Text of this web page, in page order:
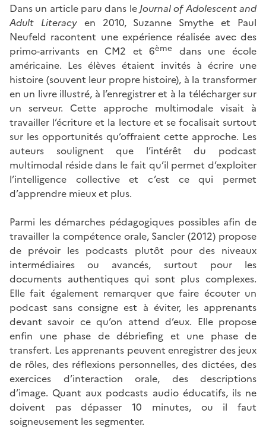
Dans un article paru dans le Journal of Adolescent and
Adult Literacyen 2010, Suzanne Smythe et Paul
Neufeld racontent une expérience réalisée avec des
primo-arrivants en CM2 et 6ème
dans une école
américaine. Les élèves étaient invités à écrire une
histoire (souvent leur propre histoire), à la transformer
en un livre illustré, à l’enregistrer et à la télécharger sur
un serveur. Cette approche multimodale visait à
travailler l’écriture et la lecture et se focalisait surtout
sur les opportunités qu’offraient cette approche. Les
auteurs soulignent que l’intérêt du podcast
multimodal réside dans le fait qu’il permet d’exploiter
l’intelligence collective et c’est ce qui permet
d’apprendre mieux et plus.
Parmi les démarches pédagogiques possibles afin de
travailler la compétence orale, Sancler (2012) propose
de prévoir les podcasts plutôt pour des niveaux
intermédiaires ou avancés, surtout pour les
documents authentiques qui sont plus complexes.
Elle fait également remarquer que faire écouter un
podcast sans consigne est à éviter, les apprenants
devant savoir ce qu’on attend d’eux. Elle propose
enfin une phase de débriefing et une phase de
transfert. Les apprenants peuvent enregistrer des jeux
de rôles, des réflexions personnelles, des dictées, des
exercices d’interaction orale, des descriptions
d’image. Quant aux podcasts audio éducatifs, ils ne
doivent pas dépasser 10 minutes, ou il faut
soigneusement les segmenter.